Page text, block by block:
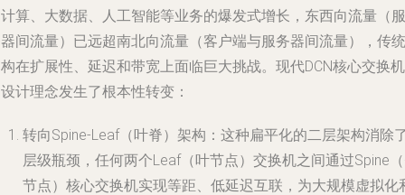
算、大数据、人工智能等业务的爆发式增长，东西向流量（服
间流量）已远超南北向流量（客户端与服务器间流量），传统
在扩展性、延迟和带宽上面临巨大挑战。现代DCN核心交换机
计理念发生了根本性转变：
转向Spine-Leaf（叶脊）架构：这种扁平化的二层架构消除
层级瓶颈，任何两个Leaf（叶节点）交换机之间通过Spine
节点）核心交换机实现等距、低延迟互联，为大规模虚拟化